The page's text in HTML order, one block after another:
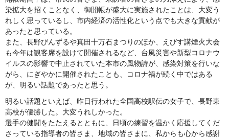
染拡大を招くことなく、御開帳が盛大に実施されたことは、大変う
れしく思っているし、市内経済の活性化という点でも大きな貢献が
あったと思っている。
また、長野びんずるや真田十万石まつりのほか、えびす講煙火大会
も今年は観客席を設けて開催されるなど、台風災害や新型コロナウ
イルスの影響で中止されていた本市の風物詩が、感染対策を行いな
がら、にぎやかに開催されたことも、コロナ禍が続く中ではある
が、明るい話題であったと思う。
明るい話題といえば、昨日行われた全国高校駅伝の女子で、長野東
高校が優勝した。大変うれしかった。
選手の健闘をたたえるとともに、日頃の練習を温かく応援してくだ
さっている指導者の皆さま、地域の皆さまに、私からも心から感謝